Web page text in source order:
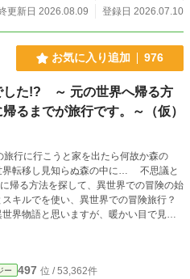
更新日 2026.08.09
登録日 2026.07.10
お気に入り追加 976
した!? ～ 元の世界へ帰る方
るまでが旅行です。～（仮）
行に行こうと家を出たら何故か森の
転移し見知らぬ森の中に… 不思議と
帰る方法を探して、異世界での冒険の始
正していきます。) ステータス
寄ったりの表示になっているかと思いま
願いします。
ー 497 位 / 53,362件